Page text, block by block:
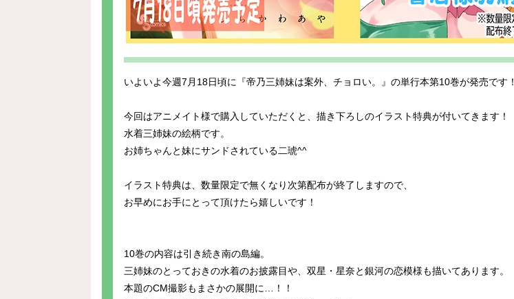
いよいよ今週7月18日頃に『帝乃三姉妹は案外、チョロい。』の単行本第10巻が発売です！
今回はアニメイト様で購入していただくと、描き下ろしのイラスト特典が付いてきます！
水着三姉妹の絵柄です。
お姉ちゃんと妹にサンドされている二琥^^
イラスト特典は、数量限定で無くなり次第配布が終了しますので、
お早めにお手にとって頂けたら嬉しいです！
10巻の内容は引き続き南の島編。
三姉妹のとっておきの水着のお披露目や、双星・星奈と銀河の恋模様も描いてあります。
本題のCM撮影もまさかの展開に…！！